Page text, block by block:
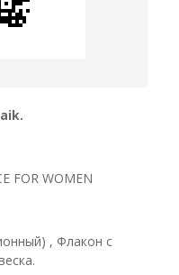
FOR WOMEN
, Флакон с